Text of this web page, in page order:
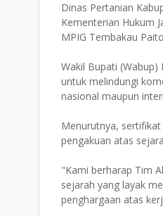
Dinas Pertanian
Kementerian Hukum
MPIG Tembakau
Wakil Bupati
untuk melindungi
nasional maupun
Menurutnya,
pengakuan atas
"Kami berharap Tim
sejarah yang layak
penghargaan atas